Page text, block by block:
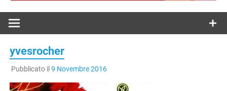
yvesrocher
Pubblicato il 9 Novembre 2016